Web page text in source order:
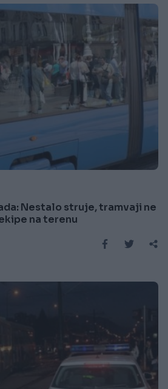
Nestalo struje, tramvaji ne
na terenu